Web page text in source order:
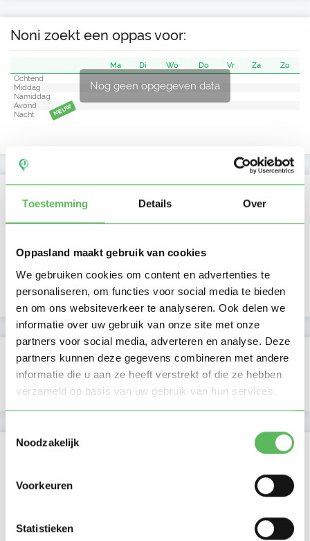
Toestemming Details Over
Oppasland maakt gebruik van cookies
We gebruiken cookies om content en advertenties te
personaliseren, om functies voor social media te bieden
en om ons websiteverkeer te analyseren. Ook delen we
informatie over uw gebruik van onze site met onze
partners voor social media, adverteren en analyse. Deze
partners kunnen deze gegevens combineren met andere
informatie die u aan ze heeft verstrekt of die ze hebben
verzameld op basis van uw gebruik van hun services.
Noodzakelijk
Voorkeuren
Statistieken
Noni zoekt een oppas voor:
Nog geen opgegeven data
Ma Di Wo Do Vr Za
Zo
Ochtend
Middag
Namiddag
Avond
Nacht
NIEUW
Laatste activiteit 20-06-2026
Lid sinds
Profiel bijgewerkt 14-06-2026
Verificaties
E-mailadres is geverifieerd
Locatie oppasadres (Den Haag)